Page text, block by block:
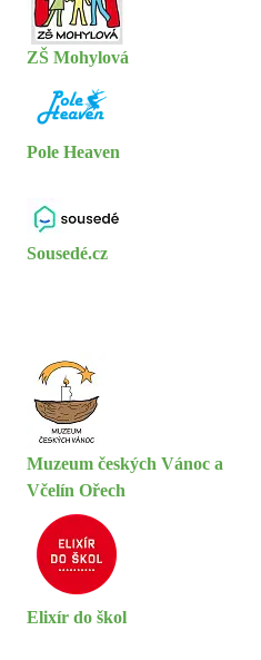
ZŠ Mohylová
Pole Heaven
Sousedé.cz
Muzeum českých Vánoc a
Včelín Ořech
Elixír do škol